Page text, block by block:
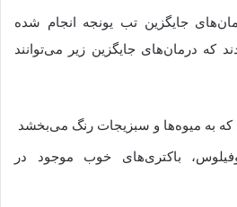
جایگزین تب یونجه انجام شده
كه درمان‌های جایگزین زیر می‌توانند
که به میوه‌ها و سبزیجات رنگ می‌بخشد
باکتری‌های خوب موجود در